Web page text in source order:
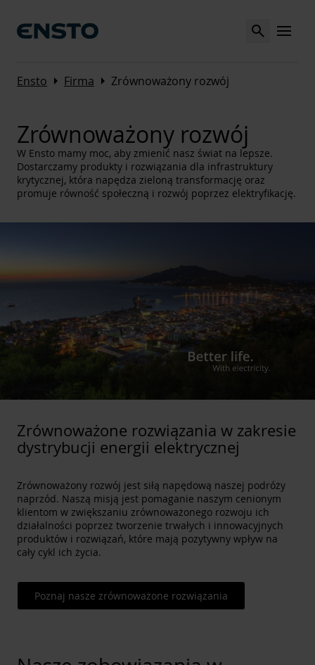
Search MENU
Ensto Arrow_right Firma Arrow_right Zrównoważony rozwój
Zrównoważony rozwój
W Ensto mamy moc, aby zmienić nasz świat na lepsze.
Dostarczamy produkty i rozwiązania dla infrastruktury
krytycznej, która napędza zieloną transformację oraz
promuje równość społeczną i rozwój poprzez elektryfikację.
Zrównoważone rozwiązania w zakresie
dystrybucji energii elektrycznej
Zrównoważony rozwój jest siłą napędową naszej podróży
naprzód. Naszą misją jest pomaganie naszym cenionym
klientom w zwiększaniu zrównoważonego rozwoju ich
działalności poprzez tworzenie trwałych i innowacyjnych
produktów i rozwiązań, które mają pozytywny wpływ na
cały cykl ich życia.
Poznaj nasze zrównoważone rozwiązania